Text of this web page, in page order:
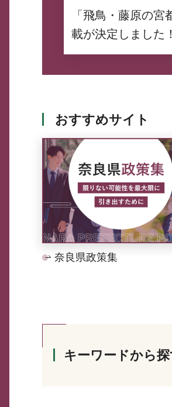
「飛鳥・藤原の
載が決定しました！
おすすめサイト
奈良県政策集
キーワードから